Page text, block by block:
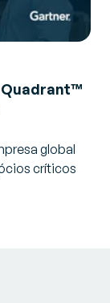
Quadrant™
global
críticos